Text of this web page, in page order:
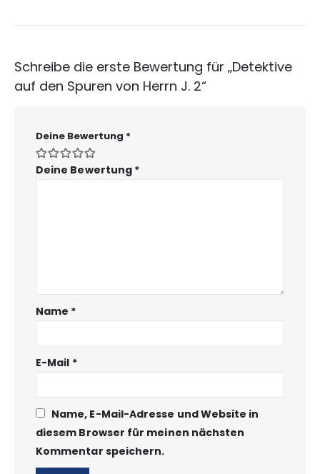
Schreibe die erste Bewertung für „Detektive
auf den Spuren von Herrn J. 2“
Deine Bewertung *
Deine Bewertung *
Name *
E-Mail *
Name, E-Mail-Adresse und Website in
diesem Browser für meinen nächsten
Kommentar speichern.